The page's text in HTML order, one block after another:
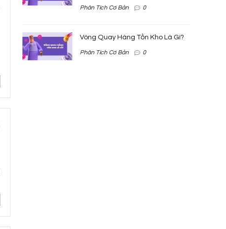
Phân Tích Cơ Bản 0
Vòng Quay Hàng Tồn Kho Là Gì?
Phân Tích Cơ Bản 0